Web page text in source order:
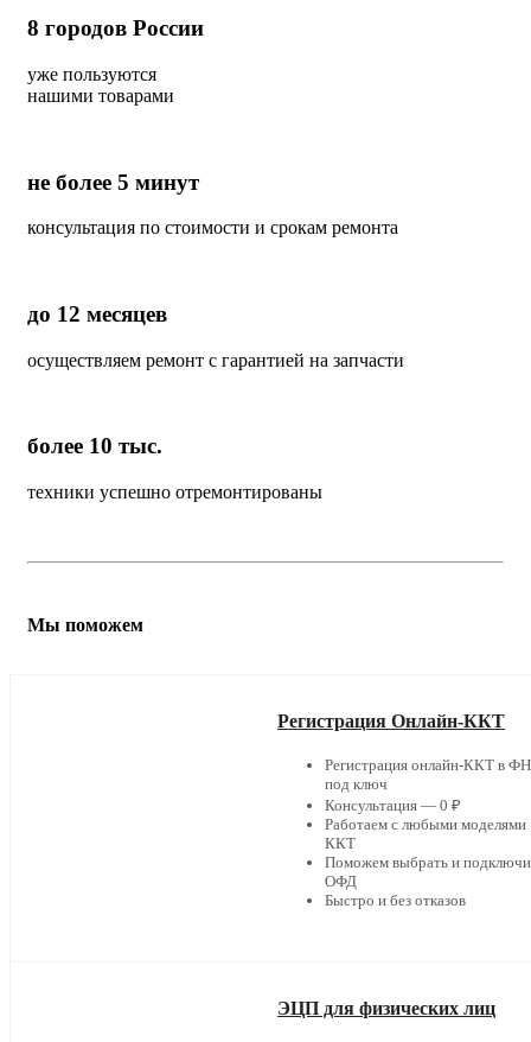
8 городов России
уже пользуются
нашими товарами
не более 5 минут
консультация по стоимости и срокам ремонта
до 12 месяцев
осуществляем ремонт с гарантией на запчасти
более 10 тыс.
техники успешно отремонтированы
Мы поможем
Регистрация Онлайн-ККТ
Регистрация онлайн-ККТ в
под ключ
Консультация — 0 ₽
Работаем с любыми моделями
ККТ
Поможем выбрать и
ОФД
Быстро и без отказов
ЭЦП для физических лиц